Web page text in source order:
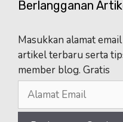
Berlangganan
Masukkan alamat
artikel terbaru serta
member blog. Gratis